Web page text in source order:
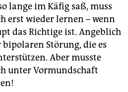
lange im Käfig saß, muss
erst wieder lernen – wenn
das Richtige ist. Angeblich
Störung, die es
Aber musste
unter Vormundschaft